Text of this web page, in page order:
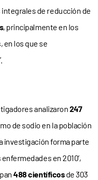
de reducción de
, principalmente en los
en los que se
analizaron247
de sodio en la población
investigación forma parte
en 2010’,
488 científicosde 303